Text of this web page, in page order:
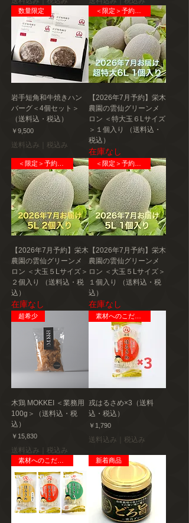
数量限定
岩手短角和牛焼きハン
バーグ＜4個セット＞
（送料込・税込）
価格
￥9,500
送料込み｜税込み
【2026年7月予約】栄木
農園の雲仙グリーンメ
ロン ＜特大玉６Lサイズ
＞１個入り （送料込・
税込）
在庫なし
【2026年7月予約】栄木
農園の雲仙グリーンメ
ロン ＜大玉５Lサイズ＞
２個入り （送料込・税
込）
在庫なし
【2026年7月予約】栄木
農園の雲仙グリーンメ
ロン ＜大玉５Lサイズ＞
１個入り （送料込・税
込）
在庫なし
超希少
木鶏 MOKKEI ＜業務用
100g＞（送料込・税
込）
価格
￥15,830
送料込み｜税込み
戎はるさめ×3（送料
込・税込）
価格
￥1,790
送料込み｜税込み
新着商品